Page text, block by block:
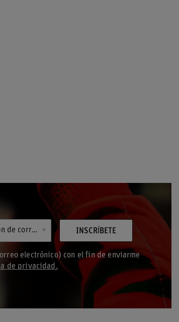
Introduzca su dirección de correo electrónico
electrónico) con el fin de enviarme
de privacidad.
INSCRÍBETE